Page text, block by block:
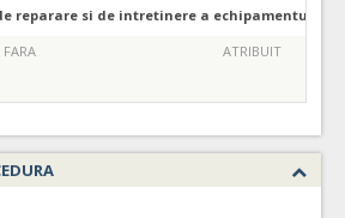
de reparare si de intretinere a echipamentului
ATRIBUIT